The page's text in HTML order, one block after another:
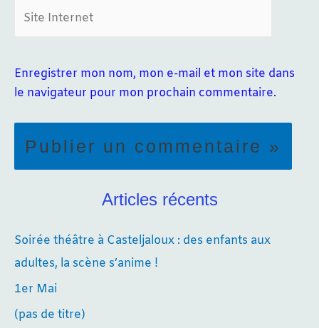
Site
Enregistrer mon nom, mon e-mail et mon site dans
le navigateur pour mon prochain commentaire.
Articles récents
Soirée théâtre à Casteljaloux : des enfants aux
adultes, la scène s’anime !
1er Mai
(pas de titre)